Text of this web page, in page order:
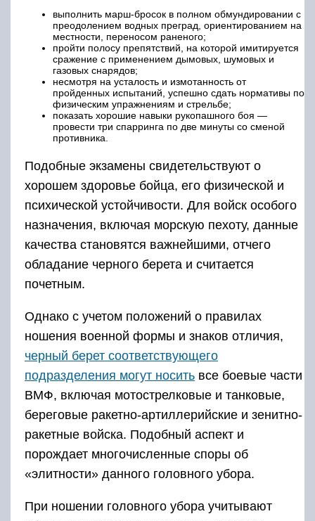
выполнить марш-бросок в полном обмундировании с
преодолением водных преград, ориентированием на
местности, переносом раненого;
пройти полосу препятствий, на которой имитируется
сражение с применением дымовых, шумовых и
газовых снарядов;
несмотря на усталость и измотанность от
пройденных испытаний, успешно сдать нормативы по
физическим упражнениям и стрельбе;
показать хорошие навыки рукопашного боя —
провести три спарринга по две минуты со сменой
противника.
Подобные экзамены свидетельствуют о
хорошем здоровье бойца, его физической и
психической устойчивости. Для войск особого
назначения, включая морскую пехоту, данные
качества становятся важнейшими, отчего
обладание черного берета и считается
почетным.
Однако с учетом положений о правилах
ношения военной формы и знаков отличия,
черный берет соответствующего
подразделения могут носить все боевые части
ВМФ, включая мотострелковые и танковые,
береговые ракетно-артиллерийские и зенитно-
ракетные войска. Подобный аспект и
порождает многочисленные споры об
«элитности» данного головного убора.
При ношении головного убора учитывают